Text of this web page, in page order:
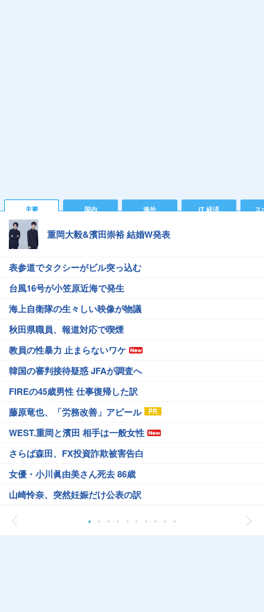
主要 国内 海外 IT 経済 ス
重岡大毅&濱田崇裕 結婚W発表
表参道でタクシーがビル突っ込む
台風16号が小笠原近海で発生
海上自衛隊の生々しい映像が物議
秋田県職員、報道対応で喫煙
教員の性暴力 止まらないワケ
韓国の審判接待疑惑 JFAが調査へ
FIREの45歳男性 仕事復帰した訳
藤原竜也、「労務改善」アピール
WEST.重岡と濱田 相手は一般女性
さらば森田、FX投資詐欺被害告白
女優・小川眞由美さん死去 86歳
山崎怜奈、突然妊娠だけ公表の訳